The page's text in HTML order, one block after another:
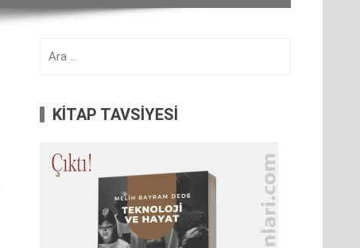
KİTAP TAVSİYESİ